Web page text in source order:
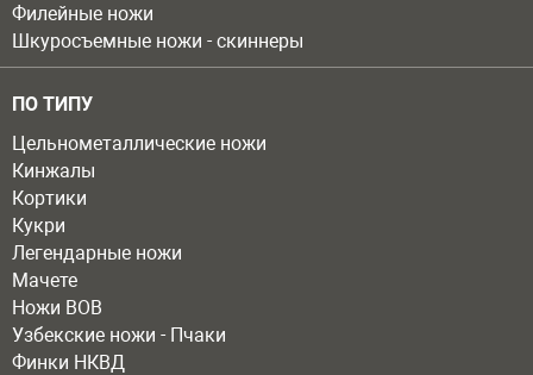
Филейные ножи
Шкуросъемные ножи - скиннеры
ПО ТИПУ
Цельнометаллические ножи
Кинжалы
Кортики
Кукри
Легендарные ножи
Мачете
Ножи ВОВ
Узбекские ножи - Пчаки
Финки НКВД